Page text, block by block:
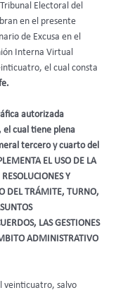
Electoral del
en el presente
de Excusa en el
Interna Virtual
el cual consta
autorizada
el cual tiene plena
tercero y cuarto del
EL USO DE LA
Y
DEL TRÁMITE, TURNO,
LAS GESTIONES
ADMINISTRATIVO
veinticuatro, salvo